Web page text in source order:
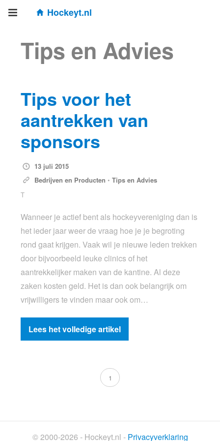
Hockeyt.nl
Tips en Advies
Tips voor het
aantrekken van
sponsors
13 juli 2015
Bedrijven en Producten • Tips en Advies
T
Wanneer je actief bent als hockeyvereniging dan is
het ieder jaar weer de vraag hoe je je begroting
rond gaat krijgen. Vaak wil je nieuwe leden trekken
door bijvoorbeeld leuke clinics of het
aantrekkelijker maken van de kantine. Al deze
zaken kosten geld. Het is dan ook belangrijk om
vrijwilligers te vinden maar ook om…
Lees het volledige artikel
1
© 2000-2026 - Hockeyt.nl - Privacyverklaring